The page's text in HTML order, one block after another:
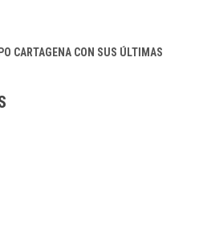
CARTAGENA CON SUS ÚLTIMAS